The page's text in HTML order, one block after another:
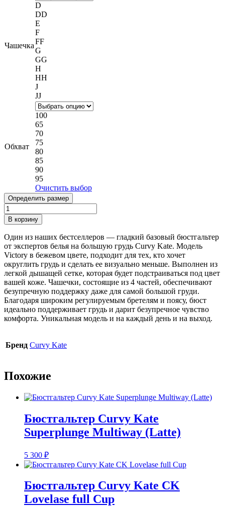
Чашечка
D
DD
E
F
FF
G
GG
H
HH
J
JJ
Обхват
100
65
70
75
80
85
90
95
Очистить выбор
Определить размер
Количество
товара
Бюстгалтер
Curvy
Kate
Victory
Latte
В корзину
Один из наших бестселлеров — гладкий базовый бюстгальтер
от экспертов белья на большую грудь Curvy Kate. Модель
Victory в бежевом цвете, подходит для тех, кто хочет
округлить грудь и сделать ее визуально меньше. Выполнен из
легкой дышащей сетке, которая будет подстраиваться под цвет
вашей коже. Чашечки, состоящие из 4 частей, обеспечивают
безупречную поддержку даже для самой большой груди.
Благодаря широким регулируемым бретелям и поясу, бюст
идеально поддерживает грудь и дарит безупречное чувство
комфорта. Уникальная модель и на каждый день и на выход.
Бренд Curvy Kate
Похожие
Бюстгальтер Curvy Kate
Superplunge Multiway (Latte)
5 300 ₽
Бюстгальтер Curvy Kate CK
Lovelase full Cup